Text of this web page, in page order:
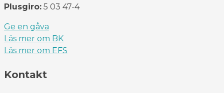
Plusgiro: 5 03 47-4
Ge en gåva
Läs mer om BK
Läs mer om EFS
Kontakt